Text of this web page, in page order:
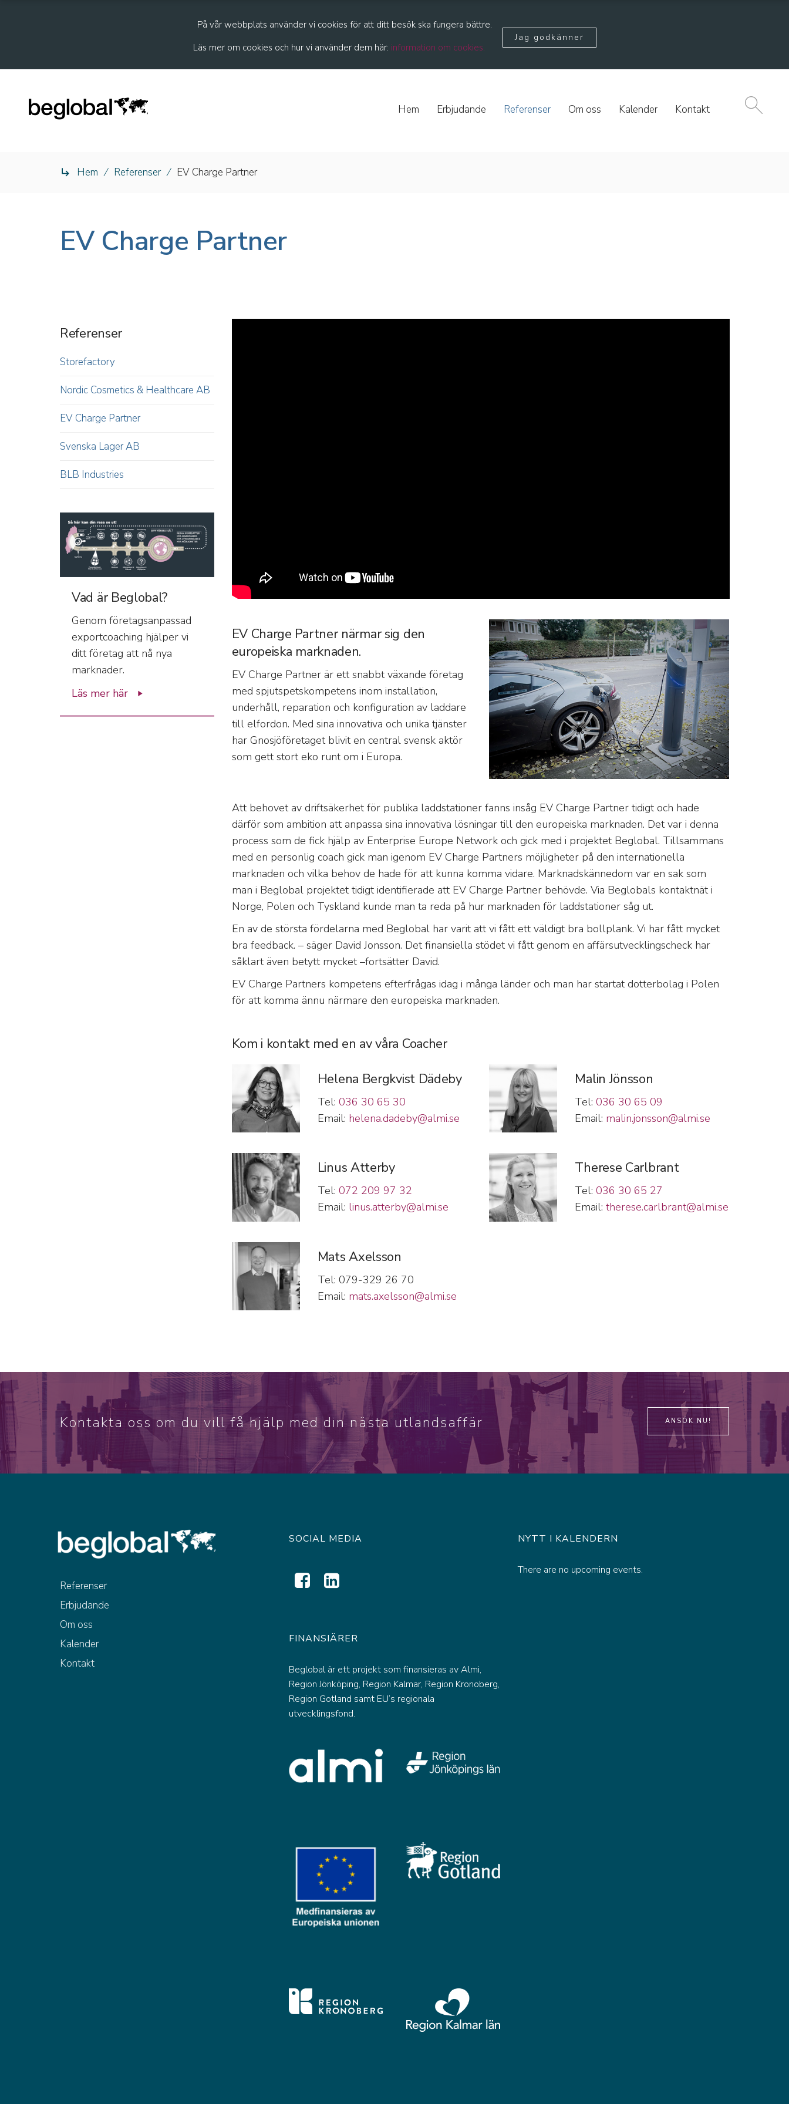
På vår webbplats använder vi cookies för att ditt besök ska fungera bättre.
Läs mer om cookies och hur vi använder dem här: information om cookies.
Jag godkänner
Hem Erbjudande Referenser Om oss Kalender Kontakt
 Hem / Referenser / EV Charge Partner
EV Charge Partner
Referenser
Storefactory
Nordic Cosmetics & Healthcare AB
EV Charge Partner
Svenska Lager AB
BLB Industries
Vad är Beglobal?
Genom företagsanpassad
exportcoaching hjälper vi
ditt företag att nå nya
marknader.
Läs mer här
EV Charge Partner närmar sig den
europeiska marknaden.
EV Charge Partner är ett snabbt växande företag
med spjutspetskompetens inom installation,
underhåll, reparation och konfiguration av laddare
till elfordon. Med sina innovativa och unika tjänster
har Gnosjöföretaget blivit en central svensk aktör
som gett stort eko runt om i Europa.
Att behovet av driftsäkerhet för publika laddstationer fanns insåg EV Charge Partner tidigt och hade
därför som ambition att anpassa sina innovativa lösningar till den europeiska marknaden. Det var i denna
process som de fick hjälp av Enterprise Europe Network och gick med i projektet Beglobal. Tillsammans
med en personlig coach gick man igenom EV Charge Partners möjligheter på den internationella
marknaden och vilka behov de hade för att kunna komma vidare. Marknadskännedom var en sak som
man i Beglobal projektet tidigt identifierade att EV Charge Partner behövde. Via Beglobals kontaktnät i
Norge, Polen och Tyskland kunde man ta reda på hur marknaden för laddstationer såg ut.
En av de största fördelarna med Beglobal har varit att vi fått ett väldigt bra bollplank. Vi har fått mycket
bra feedback. – säger David Jonsson. Det finansiella stödet vi fått genom en affärsutvecklingscheck har
såklart även betytt mycket –fortsätter David.
EV Charge Partners kompetens efterfrågas idag i många länder och man har startat dotterbolag i Polen
för att komma ännu närmare den europeiska marknaden.
Kom i kontakt med en av våra Coacher
Helena Bergkvist Dädeby
Tel: 036 30 65 30
Email: helena.dadeby@almi.se
Malin Jönsson
Tel:036 30 65 09
Email: malin.jonsson@almi.se
Linus Atterby
Tel: 072 209 97 32
Email: linus.atterby@almi.se
Therese Carlbrant
Tel:036 30 65 27
Email:therese.carlbrant@almi.se
Mats Axelsson
Tel: 079-329 26 70
Email: mats.axelsson@almi.se
Kontakta oss om du vill få hjälp med din nästa utlandsaffär ANSÖK NU!
Referenser
Erbjudande
Om oss
Kalender
Kontakt
SOCIAL MEDIA
FINANSIÄRER
Beglobal är ett projekt som finansieras av Almi,
Region Jönköping, Region Kalmar, Region Kronoberg,
Region Gotland samt EU’s regionala
utvecklingsfond.
NYTT I KALENDERN
There are no upcoming events.